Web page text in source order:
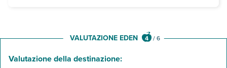
VALUTAZIONE EDEN 4 /6
Valutazione della destinazione: